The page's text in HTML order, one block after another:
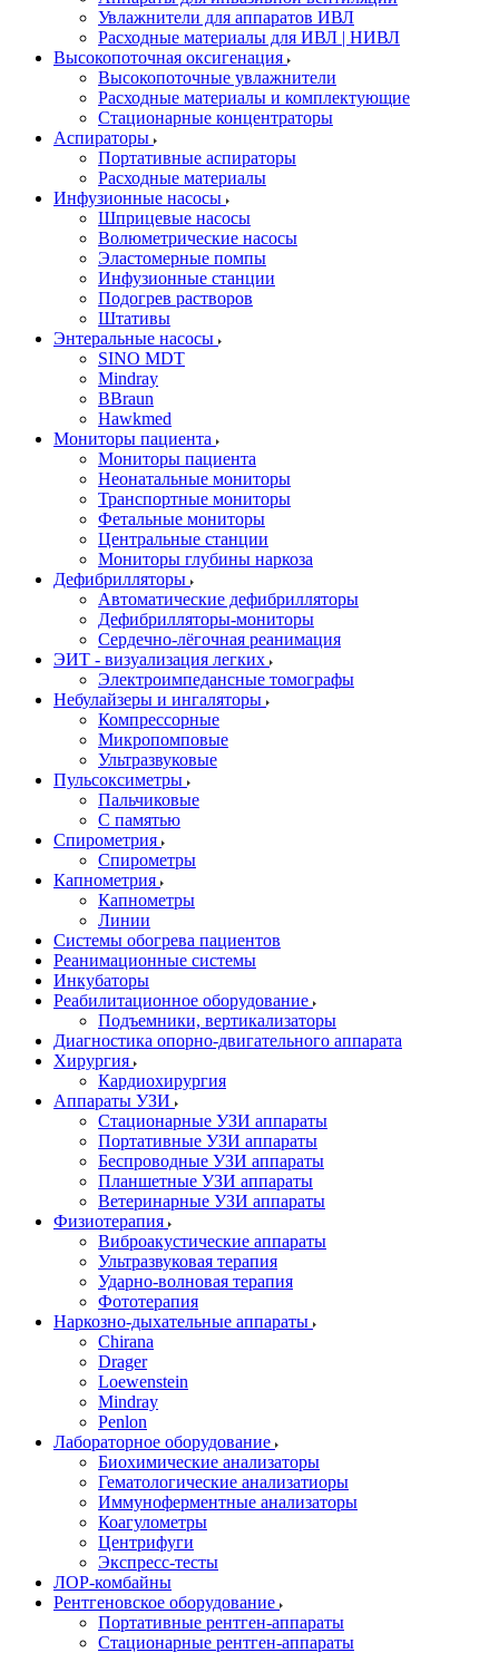
Увлажнители для аппаратов ИВЛ
Расходные материалы для ИВЛ | НИВЛ
Высокопоточная оксигенация
Высокопоточные увлажнители
Расходные материалы и комплектующие
Стационарные концентраторы
Аспираторы
Портативные аспираторы
Расходные материалы
Инфузионные насосы
Шприцевые насосы
Волюметрические насосы
Эластомерные помпы
Инфузионные станции
Подогрев растворов
Штативы
Энтеральные насосы
SINO MDT
Mindray
BBraun
Hawkmed
Мониторы пациента
Мониторы пациента
Неонатальные мониторы
Транспортные мониторы
Фетальные мониторы
Центральные станции
Мониторы глубины наркоза
Дефибрилляторы
Автоматические дефибрилляторы
Дефибрилляторы-мониторы
Сердечно-лёгочная реанимация
ЭИТ - визуализация легких
Электроимпедансные томографы
Небулайзеры и ингаляторы
Компрессорные
Микропомповые
Ультразвуковые
Пульсоксиметры
Пальчиковые
С памятью
Спирометрия
Спирометры
Капнометрия
Капнометры
Линии
Системы обогрева пациентов
Реанимационные системы
Инкубаторы
Реабилитационное оборудование
Подъемники, вертикализаторы
Диагностика опорно-двигательного аппарата
Хирургия
Кардиохирургия
Аппараты УЗИ
Стационарные УЗИ аппараты
Портативные УЗИ аппараты
Беспроводные УЗИ аппараты
Планшетные УЗИ аппараты
Ветеринарные УЗИ аппараты
Физиотерапия
Виброакустические аппараты
Ультразвуковая терапия
Ударно-волновая терапия
Фототерапия
Наркозно-дыхательные аппараты
Chirana
Drager
Loewenstein
Mindray
Penlon
Лабораторное оборудование
Биохимические анализаторы
Гематологические анализатиоры
Иммуноферментные анализаторы
Коагулометры
Центрифуги
Экспресс-тесты
ЛОР-комбайны
Рентгеновское оборудование
Портативные рентген-аппараты
Стационарные рентген-аппараты